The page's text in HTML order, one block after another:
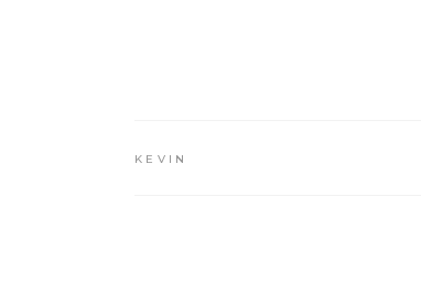
KEVIN